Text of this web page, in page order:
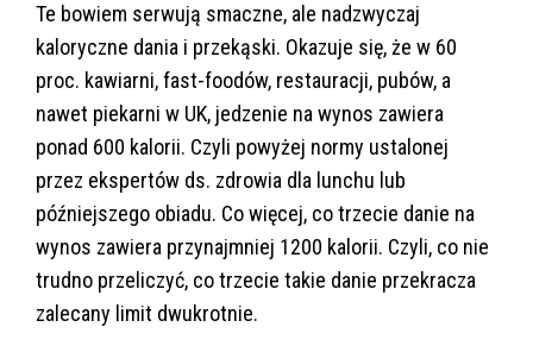
Te bowiem serwują smaczne, ale nadzwyczaj
kaloryczne dania i przekąski. Okazuje się, że w 60
proc. kawiarni, fast-foodów, restauracji, pubów, a
nawet piekarni w UK, jedzenie na wynos zawiera
ponad 600 kalorii. Czyli powyżej normy ustalonej
przez ekspertów ds. zdrowia dla lunchu lub
późniejszego obiadu. Co więcej, co trzecie danie na
wynos zawiera przynajmniej 1200 kalorii. Czyli, co nie
trudno przeliczyć, co trzecie takie danie przekracza
zalecany limit dwukrotnie.